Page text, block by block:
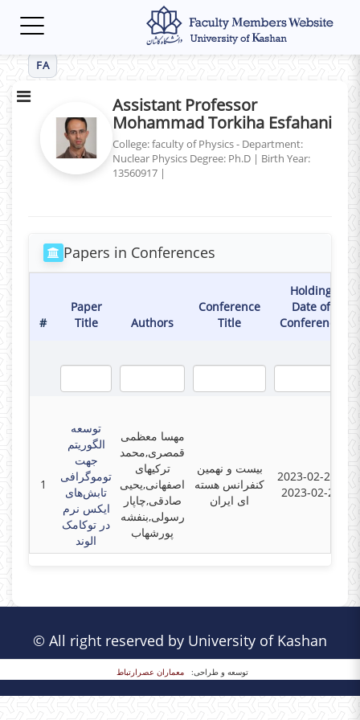
Toggle
FA
Assistant Professor
Mohammad Torkiha Esfahani
College: faculty of Physics - Department:
Nuclear Physics Degree: Ph.D | Birth Year:
13560917 |
Papers in Conferences
#
Paper
Title
Authors
Conference
Title
Holding
Date of
Conference
1
توسعه
الگوریتم
جهت
توموگرافی
تابش‌های
ایکس نرم
در توکامک
الوند
مهسا معظمی
قمصری,محمد
ترکیهای
اصفهانی,یحیی
صادقی,چاپار
رسولی,بنفشه
پورشهاب
بیست و نهمین
کنفرانس هسته
ای ایران
2023-02-26 -
2023-02-27
© All right reserved by University of Kashan
توسعه و طراحی: معماران عصر‌ارتباط